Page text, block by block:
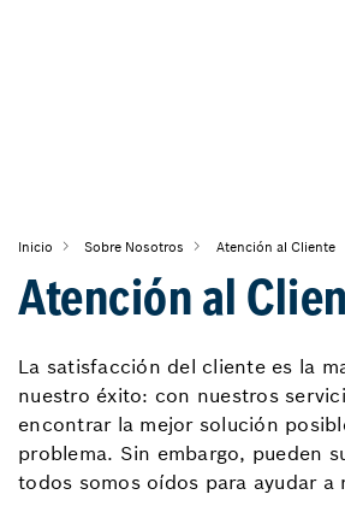
Inicio Sobre Nosotros Atención al Cliente
Atención al
La satisfacción del cliente es la
nuestro éxito: con nuestros
encontrar la mejor solución
problema. Sin embargo, pueden
todos somos oídos para ayudar a